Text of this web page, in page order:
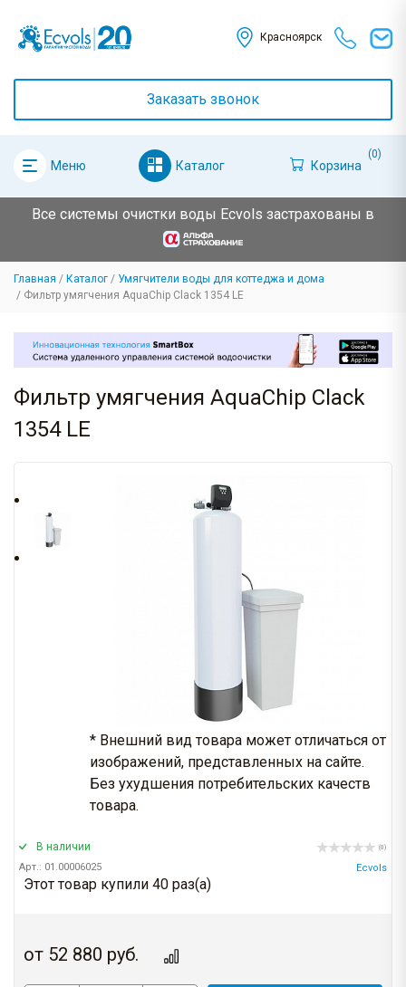
Красноярск
Заказать звонок
Меню Каталог Корзина
(0)
Все системы очистки воды Ecvols застрахованы в
Главная Каталог
Умягчители воды для коттеджа и дома
Фильтр умягчения AquaChip Clack 1354 LE
Фильтр умягчения AquaChip Clack
1354 LE
* Внешний вид товара может отличаться от
изображений, представленных на сайте.
Без ухудшения потребительских качеств
товара.
В наличии
Арт.: 01.00006025
(0)
Ecvols
Этот товар купили 40 раз(a)
от 52 880 руб.